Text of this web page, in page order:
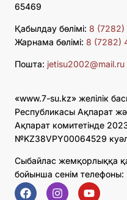
65469
Қабылдау бөлімі: 8
Жарнама бөлімі: 8 (7282)
Пошта: jetisu2002@mail.ru
«www.7-su.kz» желілік
Республикасы Ақпарат
Ақпарат комитетінде
№KZ38VPY00064529
Сыбайлас жемқорлыққа
бойынша сенім телефоны: